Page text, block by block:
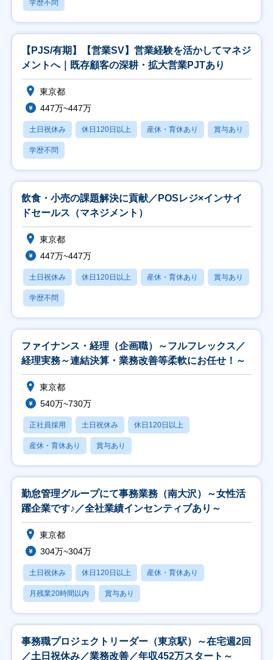
学歴不問
【PJS/有期】【営業SV】営業経験を活かしてマネジ
メントへ｜既存顧客の深耕・拡大営業PJTあり
東京都
447万~447万
土日祝休み 休日120日以上 産休・育休あり 賞与あり
学歴不問
飲食・小売の課題解決に貢献／POSレジ×インサイ
ドセールス（マネジメント）
東京都
447万~447万
土日祝休み 休日120日以上 産休・育休あり 賞与あり
学歴不問
ファイナンス・経理（企画職）～フルフレックス／
経理実務～連結決算・業務改善等柔軟にお任せ！～
東京都
540万~730万
正社員採用 土日祝休み 休日120日以上
産休・育休あり 賞与あり
勤怠管理グループにて事務業務（南大沢）～女性活
躍企業です♪／全社業績インセンティブあり～
東京都
304万~304万
土日祝休み 休日120日以上 産休・育休あり
月残業20時間以内 賞与あり
事務職プロジェクトリーダー（東京駅）～在宅週2回
／土日祝休み／業務改善／年収452万スタート～